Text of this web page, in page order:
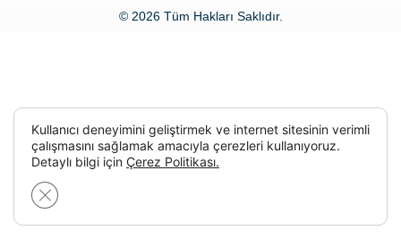
© 2026 Tüm Hakları Saklıdır.
Kullanıcı deneyimini geliştirmek ve internet sitesinin verimli
çalışmasını sağlamak amacıyla çerezleri kullanıyoruz.
Detaylı bilgi için Çerez Politikası.
GDPR çerez şeridini kapat